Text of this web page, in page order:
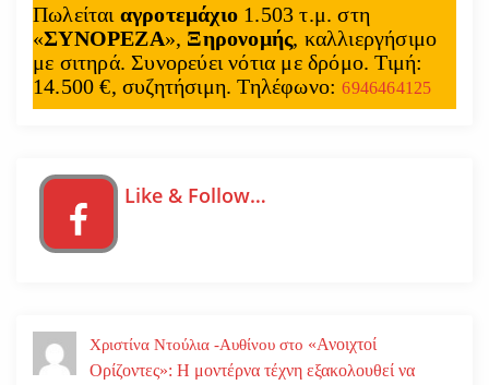
Πωλείται αγροτεμάχιο 1.503 τ.μ. στη
«ΣΥΝΟΡΕΖΑ», Ξηρονομής, καλλιεργήσιμο
με σιτηρά. Συνορεύει νότια με δρόμο. Τιμή:
14.500 €, συζητήσιμη. Τηλέφωνο:6946464125
Like & Follow…
Χριστίνα Ντούλια -Αυθίνου στο «Ανοιχτοί
Ορίζοντες»: Η μοντέρνα τέχνη εξακολουθεί να